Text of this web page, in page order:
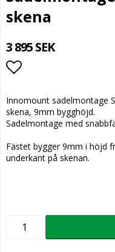
skena
3 895 SEK
Innomount sadelmontage
skena, 9mm bygghöjd.
Sadelmontage med
Fästet bygger 9mm i höjd
underkant på skenan.